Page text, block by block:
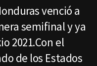
venció a
semifinal y ya
2021.Con el
de los Estados